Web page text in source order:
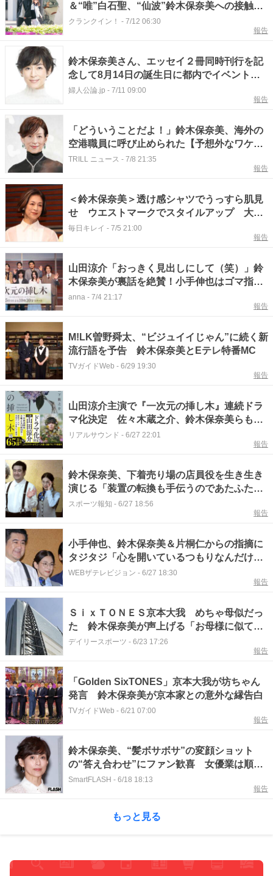
＆“唯”白石聖、“仙波”鈴木保奈美への接触を
試みる
クランクイン！ - 7/12 06:30
報告
鈴木保奈美さん、エッセイ２冊同時刊行を記
念して8月14日の誕生日に都内でイベントを
開催
婦人公論.jp - 7/11 09:00
報告
「どういうことだよ！」鈴木保奈美、海外の
空港職員に呼び止められた【予想外なワケ】
とは？
TRILL ニュース - 7/8 21:35
報告
＜鈴木保奈美＞透け感シャツでうっすら肌見
せ ウエストマークでスタイルアップ 大人
のモノトーンコーデ
毎日キレイ - 7/5 21:00
報告
山田涼介「おっきく見出しにして（笑）」鈴
木保奈美が裏話を絶賛！小手伸也はゴマ指摘
に大慌て
anna - 7/4 21:17
報告
M!LK曽野舜太、“ビジュイイじゃん”に続く新
流行語を予告 鈴木保奈美とEテレ特番MC
TVガイドWeb - 6/29 19:30
報告
山田涼介主演で『一次元の挿し木』連続ドラ
マ化決定 佐々木蔵之介、鈴木保奈美らも出
演で7月5日放送開始
リアルサウンド - 6/27 22:01
報告
鈴木保奈美、下着売り場の店員役を生き生き
演じる「装置の転換も手伝うのであたふたし
ています」 舞台「コテンペスト」でコメデ
スポーツ報知 - 6/27 18:56
報告
小手伸也、鈴木保奈美＆片桐仁からの指摘に
タジタジ「心を開いているつもりなんだけど
なあ」
WEBザテレビジョン - 6/27 18:30
報告
ＳｉｘＴＯＮＥＳ京本大我 めちゃ母似だっ
た 鈴木保奈美が声上げる「お母様に似てま
すよねー！」 母は元アイドル女優 ネット
デイリースポーツ - 6/23 17:26
報告
「Golden SixTONES」京本大我が坊ちゃん
発言 鈴木保奈美が京本家との意外な縁告白
TVガイドWeb - 6/21 07:00
報告
鈴木保奈美、“髪ボサボサ”の変顔ショット
の“答え合わせ”にファン歓喜 女優業は順調
も“元夫”の闘病生活については語らず
SmartFLASH - 6/18 18:13
報告
もっと見る